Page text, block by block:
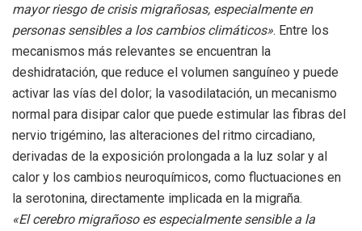
mayor riesgo de crisis migrañosas, especialmente en
personas sensibles a los cambios climáticos». Entre los
mecanismos más relevantes se encuentran la
deshidratación, que reduce el volumen sanguíneo y puede
activar las vías del dolor; la vasodilatación, un mecanismo
normal para disipar calor que puede estimular las fibras del
nervio trigémino, las alteraciones del ritmo circadiano,
derivadas de la exposición prolongada a la luz solar y al
calor y los cambios neuroquímicos, como fluctuaciones en
la serotonina, directamente implicada en la migraña.
«El cerebro migrañoso es especialmente sensible a la